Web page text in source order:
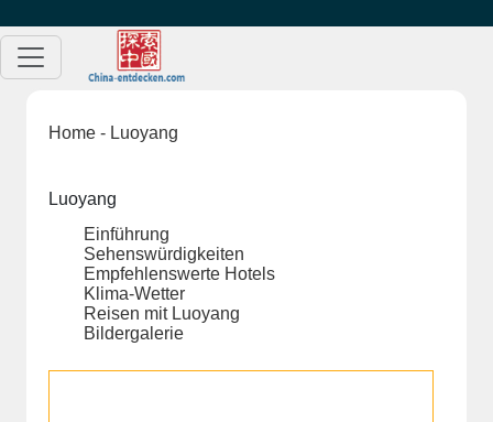
Home - Luoyang
Luoyang
Einführung
Sehenswürdigkeiten
Empfehlenswerte Hotels
Klima-Wetter
Reisen mit Luoyang
Bildergalerie